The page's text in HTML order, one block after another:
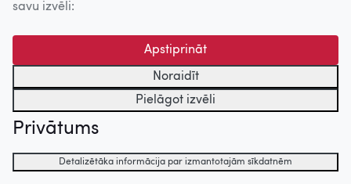
savu izvēli:
Apstiprināt
Noraidīt
Pielāgot izvēli
Privātums
Detalizētāka informācija par izmantotajām sīkdatnēm